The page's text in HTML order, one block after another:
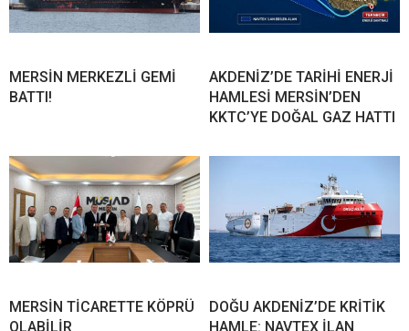
MERSİN MERKEZLİ GEMİ
BATTI!
AKDENİZ’DE TARİHİ ENERJİ
HAMLESİ MERSİN’DEN
KKTC’YE DOĞAL GAZ HATTI
MERSİN TİCARETTE KÖPRÜ
OLABİLİR
DOĞU AKDENİZ’DE KRİTİK
HAMLE: NAVTEX İLAN